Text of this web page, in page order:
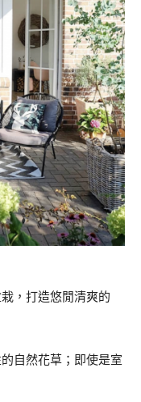
，打造悠閒清爽的
自然花草；即使是室